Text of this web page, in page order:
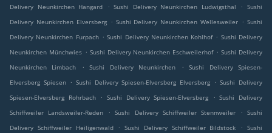
Delivery Neunkirchen Hangard
. Sushi Delivery Neunkirchen Ludwigsthal . Sushi
Delivery Neunkirchen Elversberg . Sushi Delivery Neunkirchen Wellesweiler . Sushi
Delivery Neunkirchen Furpach . Sushi Delivery Neunkirchen Kohlhof . Sushi Delivery
Neunkirchen Münchwies . Sushi Delivery Neunkirchen Eschweilerhof . Sushi Delivery
Neunkirchen Limbach
. Sushi Delivery Neunkirchen .
Sushi Delivery Spiesen-
Elversberg Spiesen . Sushi Delivery Spiesen-Elversberg Elversberg . Sushi Delivery
Spiesen-Elversberg Rohrbach
. Sushi Delivery Spiesen-Elversberg . Sushi Delivery
Schiffweiler Landsweiler-Reden
. Sushi Delivery Schiffweiler Stennweiler . Sushi
Delivery Schiffweiler Heiligenwald
. Sushi Delivery Schiffweiler Bildstock . Sushi